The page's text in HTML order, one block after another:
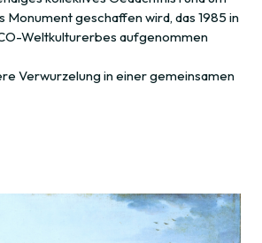
Monument geschaffen wird, das 1985 in
Weltkulturerbes aufgenommen
Verwurzelung in einer gemeinsamen